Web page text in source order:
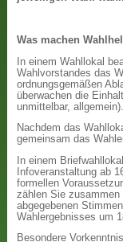
Was machen
In einem Wahllokal
Wahlvorstandes das
ordnungsgemäßen
überwachen die
unmittelbar, allgemein).
Nachdem das
gemeinsam das
In einem
Infoveranstaltung ab
formellen
zählen Sie zusammen
abgegebenen
Wahlergebnisses um
Besondere